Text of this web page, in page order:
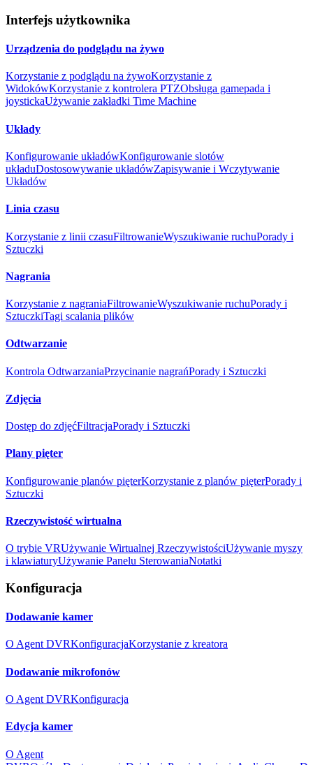
Interfejs użytkownika
Urządzenia do podglądu na żywo
Korzystanie z podglądu na żywoKorzystanie z
WidokówKorzystanie z kontrolera PTZObsługa gamepada i
joystickaUżywanie zakładki Time Machine
Układy
Konfigurowanie układówKonfigurowanie slotów
układuDostosowywanie układówZapisywanie i Wczytywanie
Układów
Linia czasu
Korzystanie z linii czasuFiltrowanieWyszukiwanie ruchuPorady i
Sztuczki
Nagrania
Korzystanie z nagraniaFiltrowanieWyszukiwanie ruchuPorady i
SztuczkiTagi scalania plików
Odtwarzanie
Kontrola OdtwarzaniaPrzycinanie nagrańPorady i Sztuczki
Zdjęcia
Dostęp do zdjęćFiltracjaPorady i Sztuczki
Plany pięter
Konfigurowanie planów pięterKorzystanie z planów pięterPorady i
Sztuczki
Rzeczywistość wirtualna
O trybie VRUżywanie Wirtualnej RzeczywistościUżywanie myszy
i klawiaturyUżywanie Panelu SterowaniaNotatki
Konfiguracja
Dodawanie kamer
O Agent DVRKonfiguracjaKorzystanie z kreatora
Dodawanie mikrofonów
O Agent DVRKonfiguracja
Edycja kamer
O Agent